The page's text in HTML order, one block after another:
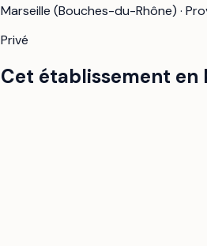
Marseille (Bouches-du-Rhône) ·
Privé
Cet établissement en